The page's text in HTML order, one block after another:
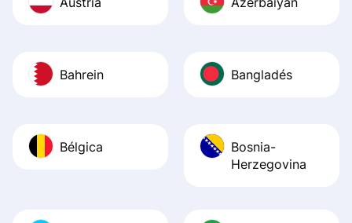
Bahrein Bangladés
Bélgica
Bosnia-
Herzegovina